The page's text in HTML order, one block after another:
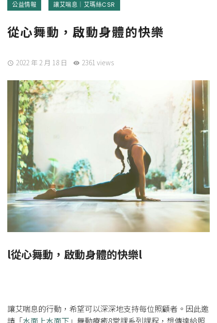
公益情報 讓艾喘息｜艾瑪絲CSR
從心舞動，啟動身體的快樂
2022 年 2 月 18 日 2361 views
l從心舞動，啟動身體的快樂l
讓艾喘息的行動，希望可以深深地支持每位照顧者。因此邀
請「水面上水面下 」舞動療癒8堂課系列課程，想傳達給照